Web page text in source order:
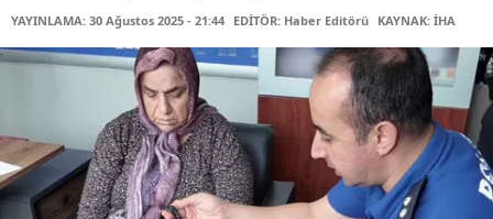
YAYINLAMA: 30 Ağustos 2025 - 21:44 EDİTÖR: Haber Editörü KAYNAK: İHA